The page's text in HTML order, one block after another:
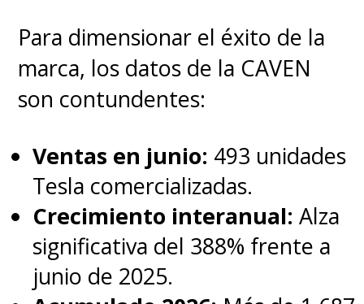
Para dimensionar el éxito de la
marca, los datos de la CAVEN
son contundentes:
Ventas en junio: 493 unidades
Tesla comercializadas.
Crecimiento interanual: Alza
significativa del 388% frente a
junio de 2025.